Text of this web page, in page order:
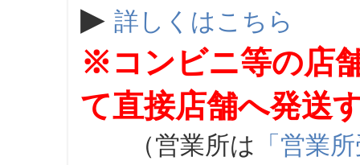
▶ 詳しくはこちら
※コンビニ等の店
て直接店舗へ発送
（営業所は 「営業